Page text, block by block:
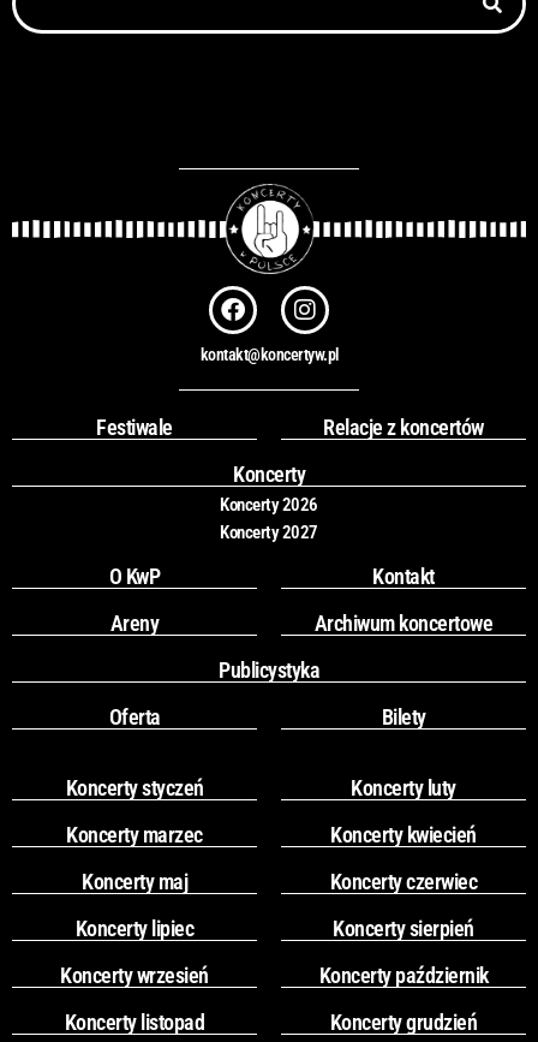
F
a
c
e
b
o
k
I
n
s
t
a
r
a
m
kontakt@koncertyw.pl
Festiwale
Relacje z koncertów
Koncerty
Koncerty 2026
Koncerty 2027
O KwP
Kontakt
Areny
Archiwum koncertowe
Publicystyka
Oferta
Bilety
Koncerty styczeń
Koncerty luty
Koncerty marzec
Koncerty kwiecień
Koncerty maj
Koncerty czerwiec
Koncerty lipiec
Koncerty sierpień
Koncerty wrzesień
Koncerty październik
Koncerty listopad
Koncerty grudzień